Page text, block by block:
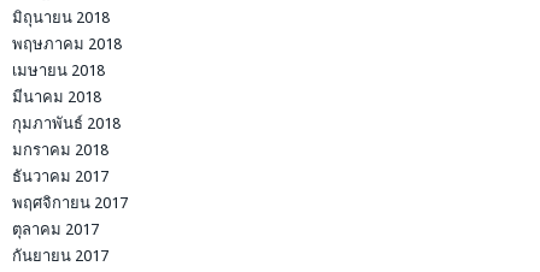
มิถุนายน 2018
พฤษภาคม 2018
เมษายน 2018
มีนาคม 2018
กุมภาพันธ์ 2018
มกราคม 2018
ธันวาคม 2017
พฤศจิกายน 2017
ตุลาคม 2017
กันยายน 2017